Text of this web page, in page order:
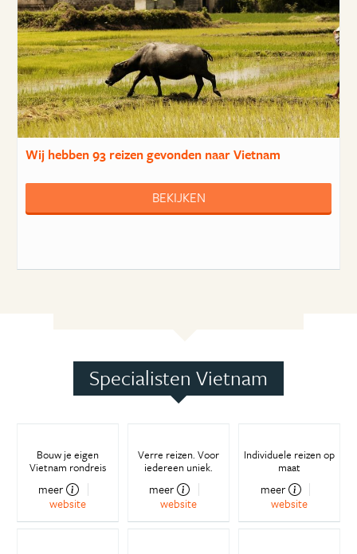
Wij hebben93 reizengevonden naar Vietnam
BEKIJKEN
Specialisten Vietnam
Bouw je eigen
Vietnam rondreis
meer
website
Verre reizen. Voor
iedereen uniek.
meer
website
Individuele reizen op
maat
meer
website